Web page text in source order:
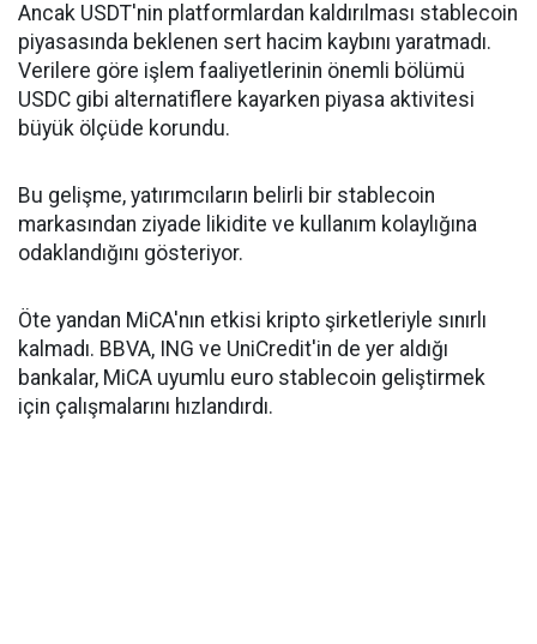
Ancak USDT'nin platformlardan kaldırılması stablecoin
piyasasında beklenen sert hacim kaybını yaratmadı.
Verilere göre işlem faaliyetlerinin önemli bölümü
USDC gibi alternatiflere kayarken piyasa aktivitesi
büyük ölçüde korundu.
Bu gelişme, yatırımcıların belirli bir stablecoin
markasından ziyade likidite ve kullanım kolaylığına
odaklandığını gösteriyor.
Öte yandan MiCA'nın etkisi kripto şirketleriyle sınırlı
kalmadı. BBVA, ING ve UniCredit'in de yer aldığı
bankalar, MiCA uyumlu euro stablecoin geliştirmek
için çalışmalarını hızlandırdı.